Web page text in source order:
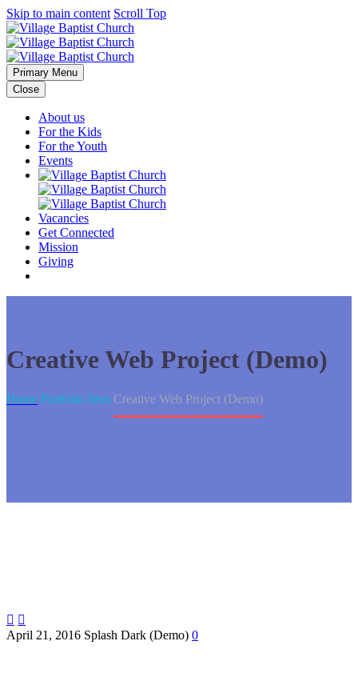
Skip to main content Scroll Top
Primary Menu
Close
About us
For the Kids
For the Youth
Events
Vacancies
Get Connected
Mission
Giving
Creative Web Project (Demo)
Home Portfolio Item Creative Web Project (Demo)
 
April 21, 2016 Splash Dark (Demo) 0